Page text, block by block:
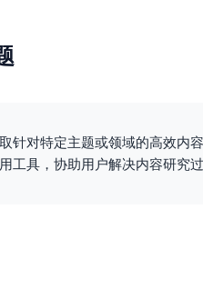
针对特定主题或领域的高效内
工具，协助用户解决内容研究过